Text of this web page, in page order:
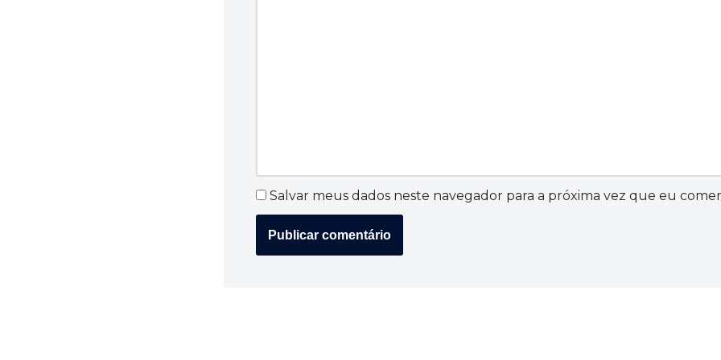
Salvar meus dados neste navegador para a próxima vez que eu